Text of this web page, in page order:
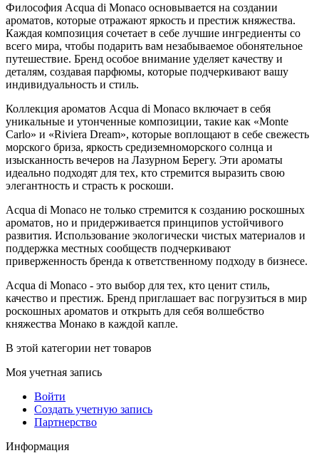
Философия Acqua di Monaco основывается на создании
ароматов, которые отражают яркость и престиж княжества.
Каждая композиция сочетает в себе лучшие ингредиенты со
всего мира, чтобы подарить вам незабываемое обонятельное
путешествие. Бренд особое внимание уделяет качеству и
деталям, создавая парфюмы, которые подчеркивают вашу
индивидуальность и стиль.
Коллекция ароматов Acqua di Monaco включает в себя
уникальные и утонченные композиции, такие как «Monte
Carlo» и «Riviera Dream», которые воплощают в себе свежесть
морского бриза, яркость средиземноморского солнца и
изысканность вечеров на Лазурном Берегу. Эти ароматы
идеально подходят для тех, кто стремится выразить свою
элегантность и страсть к роскоши.
Acqua di Monaco не только стремится к созданию роскошных
ароматов, но и придерживается принципов устойчивого
развития. Использование экологически чистых материалов и
поддержка местных сообществ подчеркивают
приверженность бренда к ответственному подходу в бизнесе.
Acqua di Monaco - это выбор для тех, кто ценит стиль,
качество и престиж. Бренд приглашает вас погрузиться в мир
роскошных ароматов и открыть для себя волшебство
княжества Монако в каждой капле.
В этой категории нет товаров
Моя учетная запись
Войти
Создать учетную запись
Партнерство
Информация